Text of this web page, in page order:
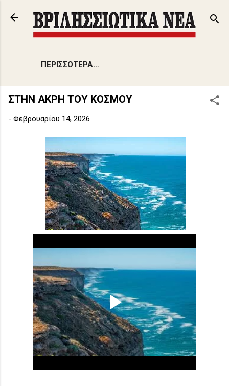
Μετάβαση στο κύριο περιεχόμενο
ΠΕΡΙΣΣΌΤΕΡΑ…
ΣΤΗΝ ΑΚΡΗ ΤΟΥ ΚΟΣΜΟΥ
- Φεβρουαρίου 14, 2026